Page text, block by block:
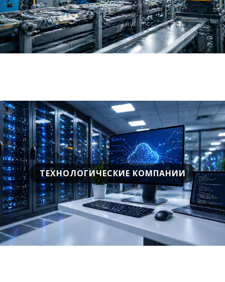
ТЕХНОЛОГИЧЕСКИЕ КОМПАНИИ